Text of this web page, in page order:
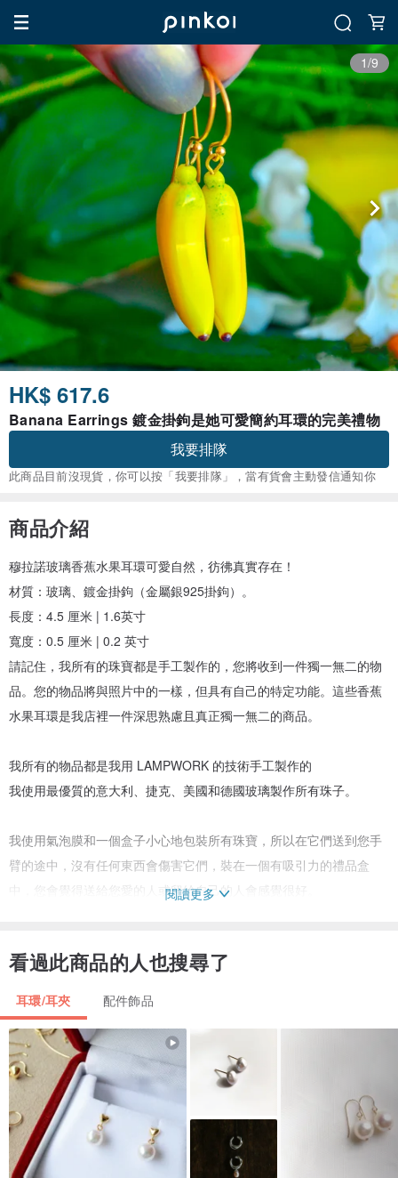
1/9
HK$ 617.6
Banana Earrings 鍍金掛鉤是她可愛簡約耳環的完美禮物
我要排隊
此商品目前沒現貨，你可以按「我要排隊」，當有貨會主動發信通知你
商品介紹
穆拉諾玻璃香蕉水果耳環可愛自然，彷彿真實存在！
材質：玻璃、鍍金掛鉤（金屬銀925掛鉤）。
長度：4.5 厘米 | 1.6英寸
寬度：0.5 厘米 | 0.2 英寸
請記住，我所有的珠寶都是手工製作的，您將收到一件獨一無二的物
品。您的物品將與照片中的一樣，但具有自己的特定功能。這些香蕉
水果耳環是我店裡一件深思熟慮且真正獨一無二的商品。
我所有的物品都是我用 LAMPWORK 的技術手工製作的
我使用最優質的意大利、捷克、美國和德國玻璃製作所有珠子。
我使用氣泡膜和一個盒子小心地包裝所有珠寶，所以在它們送到您手
臂的途中，沒有任何東西會傷害它們，裝在一個有吸引力的禮品盒
中，您會覺得送給您愛的人或留給自己的人會感覺很好。
請隨時通過給我發消息直接與我聯繫。
閱讀更多
看過此商品的人也搜尋了
耳環/耳夾 配件飾品